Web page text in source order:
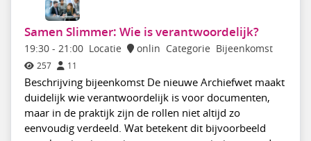
Samen Slimmer: Wie is verantwoordelijk?
19:30- 21:00 Locatie onlin Categorie Bijeenkomst
257 11
Beschrijving bijeenkomst De nieuwe Archiefwet maakt
duidelijk wie verantwoordelijk is voor documenten,
maar in de praktijk zijn de rollen niet altijd zo
eenvoudig verdeeld. Wat betekent dit bijvoorbeeld